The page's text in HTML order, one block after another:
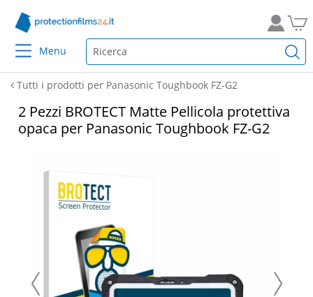
Menu
Tutti i prodotti per Panasonic Toughbook FZ-G2
2 Pezzi BROTECT Matte Pellicola protettiva
opaca per Panasonic Toughbook FZ-G2